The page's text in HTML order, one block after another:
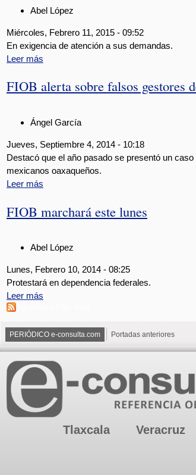
Abel López
Miércoles, Febrero 11, 2015 - 09:52
En exigencia de atención a sus demandas.
Leer más
FIOB alerta sobre falsos gestores
Ángel García
Jueves, Septiembre 4, 2014 - 10:18
Destacó que el año pasado se presentó un caso
mexicanos oaxaqueños.
Leer más
FIOB marchará este lunes
Abel López
Lunes, Febrero 10, 2014 - 08:25
Protestará en dependencia federales.
Leer más
PERIÓDICO e-consulta.com Portadas anteriores
Tlaxcala Veracruz